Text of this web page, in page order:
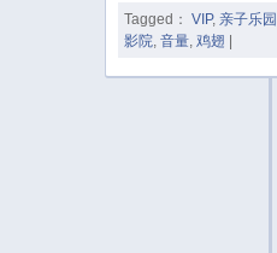
Tagged： VIP,亲子乐园
影院 ,音量 ,鸡翅 |